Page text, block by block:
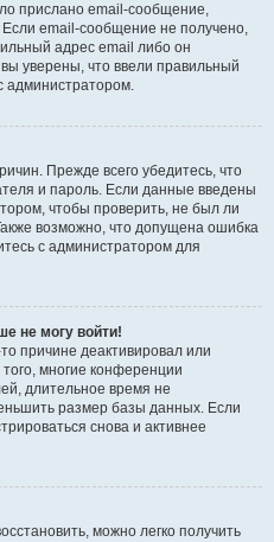
прислано email-сообщение,
email-сообщение не получено,
адрес email либо он
уверены, что ввели правильный
администратором.
Прежде всего убедитесь, что
и пароль. Если данные введены
чтобы проверить, не был ли
возможно, что допущена ошибка
с администратором для
не могу войти!
причине деактивировал или
многие конференции
длительное время не
размер базы данных. Если
снова и активнее
можно легко получить